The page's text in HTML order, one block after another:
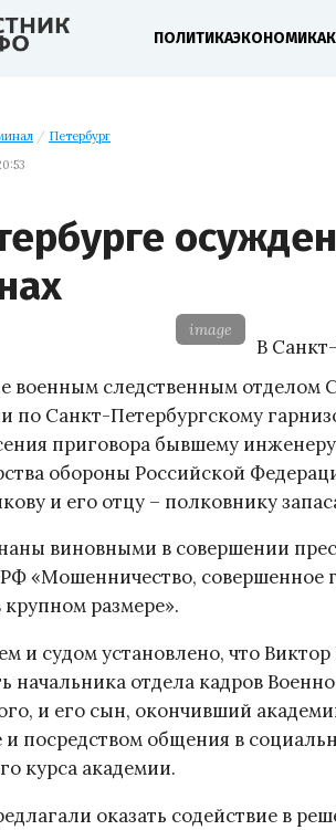
ПОЛИТИКАЭКОНОМИКА
/ Петербург
image
В
военным следственным отделом
по Санкт-Петербургскому
приговора бывшему инженеру
обороны Российской
и его отцу – полковнику
виновными в совершении
РФ «Мошенничество,
крупном размере».
и судом установлено, что
начальника отдела кадров
и его сын, окончивший
и посредством общения в
курса академии.
оказать содействие в